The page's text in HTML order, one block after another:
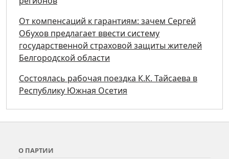
От компенсаций к гарантиям: зачем Сергей
Обухов предлагает ввести систему
государственной страховой защиты жителей
Белгородской области
Состоялась рабочая поездка К.К. Тайсаева в
Республику Южная Осетия
О ПАРТИИ